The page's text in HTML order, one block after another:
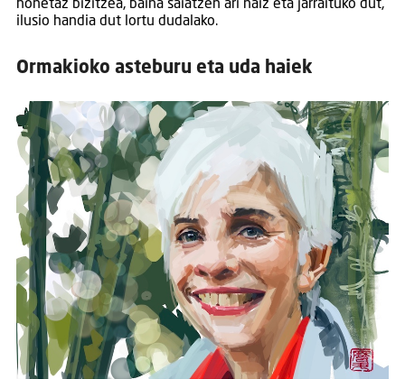
honetaz bizitzea, baina saiatzen ari naiz eta jarraituko dut,
ilusio handia dut lortu dudalako.
Ormakioko asteburu eta uda haiek